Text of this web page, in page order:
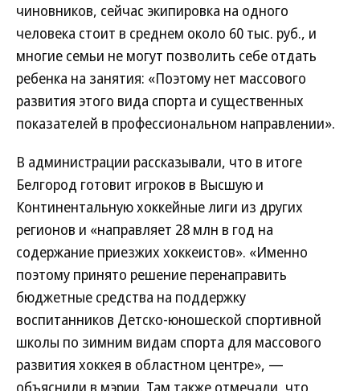
чиновников, сейчас экипировка на одного
человека стоит в среднем около 60 тыс. руб., и
многие семьи не могут позволить себе отдать
ребенка на занятия: «Поэтому нет массового
развития этого вида спорта и существенных
показателей в профессиональном направлении».
В администрации рассказывали, что в итоге
Белгород готовит игроков в Высшую и
Континентальную хоккейные лиги из других
регионов и «направляет 28 млн в год на
содержание приезжих хоккеистов». «Именно
поэтому принято решение перенаправить
бюджетные средства на поддержку
воспитанников Детско-юношеской спортивной
школы по зимним видам спорта для массового
развития хоккея в областном центре», —
объяснили в мэрии. Там также отмечали, что